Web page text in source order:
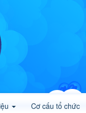
Cơ cấu tổ chức